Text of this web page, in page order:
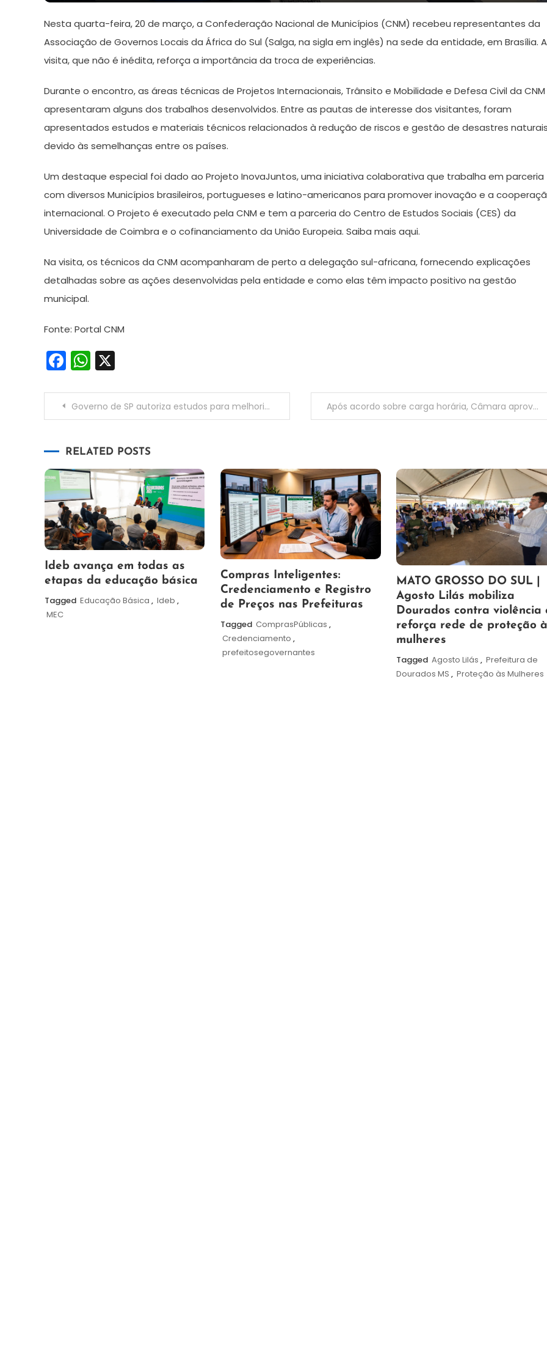
março
de
Nesta quarta-feira, 20 de março, a Confederação Nacional de Municípios (CNM) recebeu representantes da
Associação de Governos Locais da África do Sul (Salga, na sigla em inglês) na sede da entidade, em Brasília. A
visita, que não é inédita, reforça a importância da troca de experiências.
Durante o encontro, as áreas técnicas de Projetos Internacionais, Trânsito e Mobilidade e Defesa Civil da CNM
apresentaram alguns dos trabalhos desenvolvidos. Entre as pautas de interesse dos visitantes, foram
apresentados estudos e materiais técnicos relacionados à redução de riscos e gestão de desastres
devido às semelhanças entre os países.
Um destaque especial foi dado ao Projeto InovaJuntos, uma iniciativa colaborativa que trabalha em parceria
com diversos Municípios brasileiros, portugueses e latino-americanos para promover inovação e a
internacional. O Projeto é executado pela CNM e tem a parceria do Centro de Estudos Sociais (CES) da
Universidade de Coimbra e o cofinanciamento da União Europeia. Saiba mais aqui.
Na visita, os técnicos da CNM acompanharam de perto a delegação sul-africana, fornecendo explicações
detalhadas sobre as ações desenvolvidas pela entidade e como elas têm impacto positivo na gestão
municipal.
Fonte: Portal CNM
Facebook
WhatsApp
Navegação
Post
Governo de SP autoriza estudos para melhorias na SP-055 entre Ubatuba e Caraguatatuba Após acordo sobre carga horária, Câmara aprova texto-base do Novo Ensino Médio
RELATED POSTS
6
de
de
Maurilio
Ideb avança em todas as
etapas da educação básica
Tagged Educação Básica , Ideb ,
MEC
6
de
agosto
2026
Redação
Compras Inteligentes:
Credenciamento e Registro
de Preços nas Prefeituras
Tagged ComprasPúblicas ,
Credenciamento ,
prefeitosegovernantes
5
de
agosto
de
2026
Maurilio
MATO GROSSO DO SUL |
Agosto Lilás mobiliza
Dourados contra violência
reforça rede de proteção
mulheres
Tagged Agosto Lilás , Prefeitura de
Dourados MS , Proteção às Mulheres